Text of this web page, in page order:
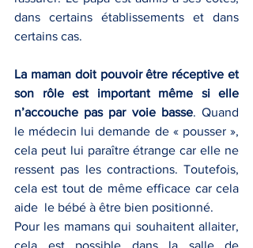
dans certains établissements et dans
certains cas.
La maman doit pouvoir être réceptive et
son rôle est important même si elle
n’accouche pas par voie basse. Quand
le médecin lui demande de « pousser »,
cela peut lui paraître étrange car elle ne
ressent pas les contractions. Toutefois,
cela est tout de même efficace car cela
aide  le bébé à être bien positionné.
Pour les mamans qui souhaitent allaiter,
cela est possible dans la salle de